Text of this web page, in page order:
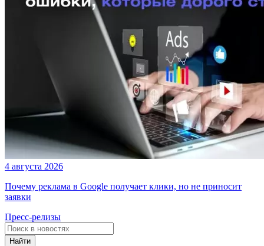
4 августа 2026
Почему реклама в Google получает клики, но не приносит
заявки
Пресс-релизы
Найти